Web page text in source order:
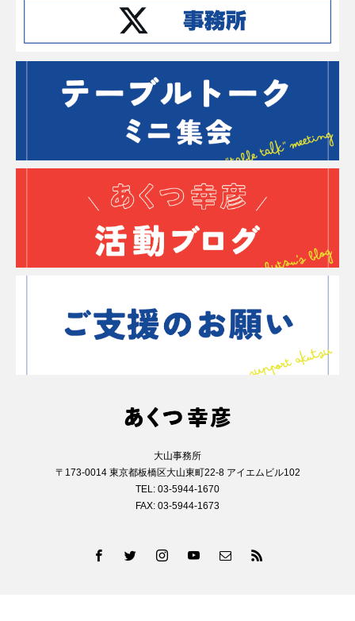
大山事務所
〒173-0014 東京都板橋区大山東町22-8 アイエムビル102
TEL: 03-5944-1670
FAX: 03-5944-1673